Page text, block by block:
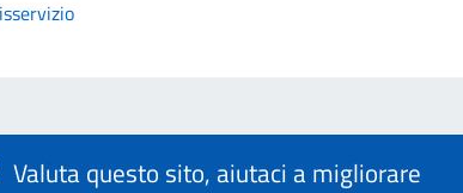
Valuta questo sito, aiutaci a migliorare